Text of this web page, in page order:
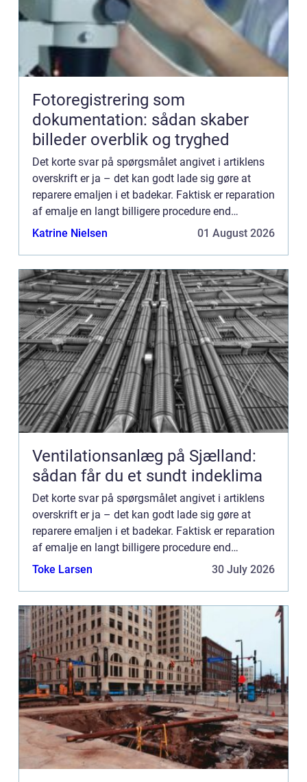
Fotoregistrering som
dokumentation: sådan skaber
billeder overblik og tryghed
Det korte svar på spørgsmålet angivet i artiklens
overskrift er ja – det kan godt lade sig gøre at
reparere emaljen i et badekar. Faktisk er reparation
af emalje en langt billigere procedure end
udskiftning af badekar....
Katrine Nielsen 01 August 2026
Ventilationsanlæg på Sjælland:
sådan får du et sundt indeklima
Det korte svar på spørgsmålet angivet i artiklens
overskrift er ja – det kan godt lade sig gøre at
reparere emaljen i et badekar. Faktisk er reparation
af emalje en langt billigere procedure end
udskiftning af badekar....
Toke Larsen 30 July 2026